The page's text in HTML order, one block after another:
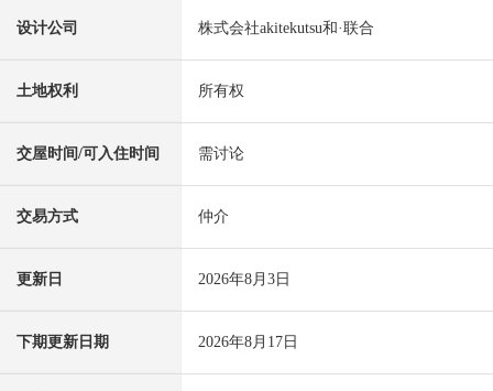
设计公司 株式会社akitekutsu和·联合
土地权利 所有权
交屋时间/可入住时间 需讨论
交易方式 仲介
更新日 2026年8月3日
下期更新日期 2026年8月17日